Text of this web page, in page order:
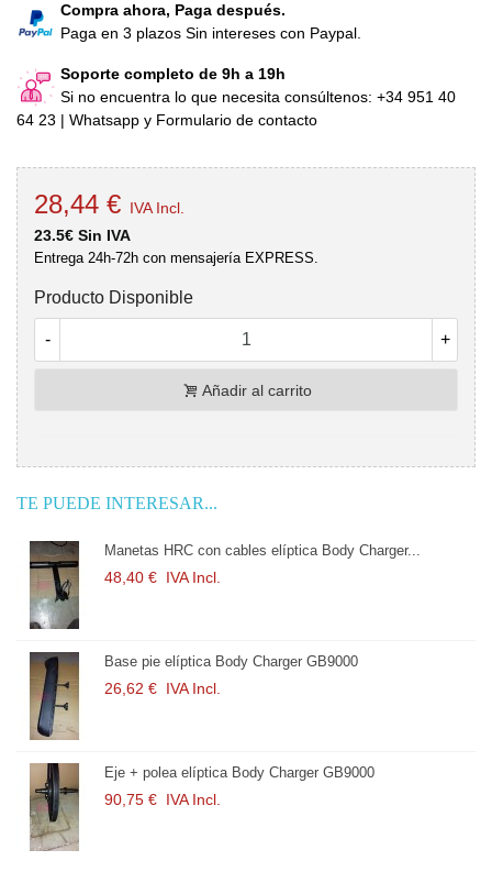
Compra ahora, Paga después.
Paga en 3 plazos Sin intereses con Paypal.
Soporte completo de 9h a 19h
Si no encuentra lo que necesita consúltenos: +34 951 40
64 23 | Whatsapp y Formulario de contacto
28,44 € IVA Incl.
23.5€ Sin IVA
Entrega 24h-72h con mensajería EXPRESS.
Producto Disponible
- +
Añadir al carrito
TE PUEDE INTERESAR...
Manetas HRC con cables elíptica Body Charger...
48,40 € IVA Incl.
Base pie elíptica Body Charger GB9000
26,62 € IVA Incl.
Eje + polea elíptica Body Charger GB9000
90,75 € IVA Incl.